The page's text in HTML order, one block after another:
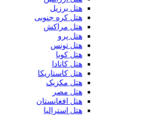
هتل برزیل
هتل کره جنوبی
هتل مراکش
هتل پرو
هتل تونس
هتل کوبا
هتل کانادا
هتل کاستاریکا
هتل مکزیک
هتل مصر
هتل افغانستان
هتل استرالیا